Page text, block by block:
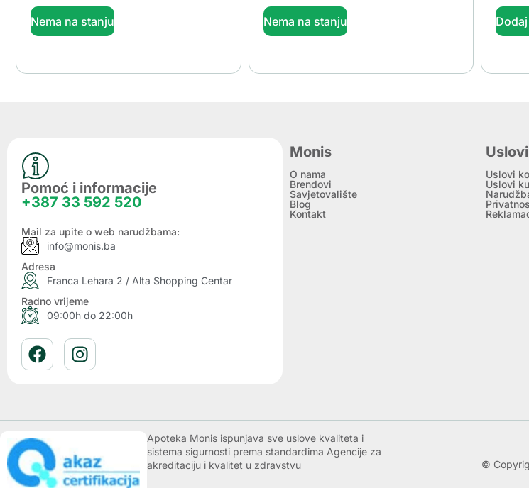
Nema na stanju
Nema na stanju
Pomoć i informacije
+387 33 592 520
Mail za upite o web narudžbama:
info@monis.ba
Adresa
Franca Lehara 2 / Alta Shopping Centar
Radno vrijeme
09:00h do 22:00h
Monis
O nama
Brendovi
Savjetovalište
Blog
Kontakt
Uslovi
Uslovi
Apoteka Monis ispunjava sve uslove kvaliteta i
sistema sigurnosti prema standardima Agencije za
akreditaciju i kvalitet u zdravstvu
©